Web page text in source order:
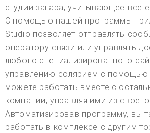
студии загара, учитывающее все
С помощью нашей программы
Studio позволяет отправлять
оператору связи или управлять
любого специализированного
управлению солярием с
можете работать вместе с
компании, управляя ими из
Автоматизировав программу, вы
работать в комплексе с другим